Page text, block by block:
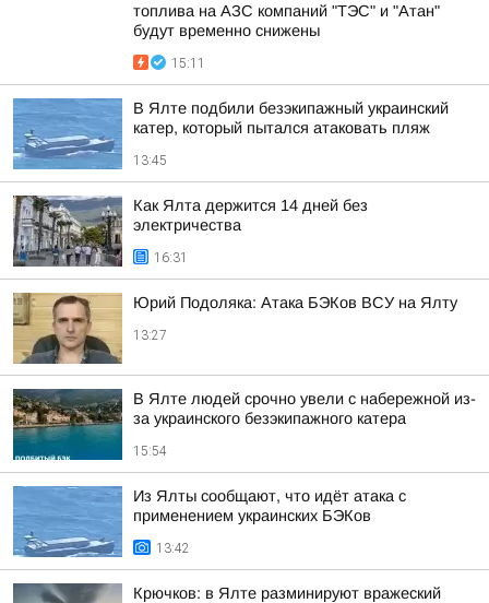
топлива на АЗС компаний "ТЭС" и "Атан"
будут временно снижены
15:11
В Ялте подбили безэкипажный украинский
катер, который пытался атаковать пляж
13:45
Как Ялта держится 14 дней без
электричества
16:31
Юрий Подоляка: Атака БЭКов ВСУ на Ялту
13:27
В Ялте людей срочно увели с набережной из-
за украинского безэкипажного катера
15:54
Из Ялты сообщают, что идёт атака с
применением украинских БЭКов
13:42
Крючков: в Ялте разминируют вражеский